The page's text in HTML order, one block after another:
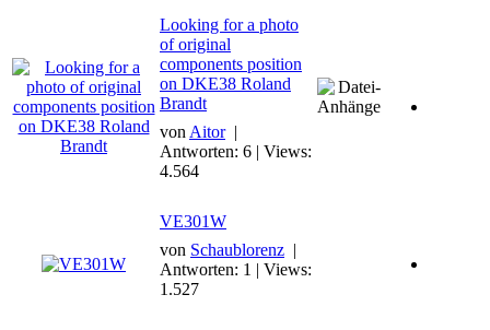
Looking for a photo
of original
components position
on DKE38 Roland
Brandt
von Aitor |
Antworten: 6 | Views:
4.564
VE301W
von Schaublorenz |
Antworten: 1 | Views:
1.527